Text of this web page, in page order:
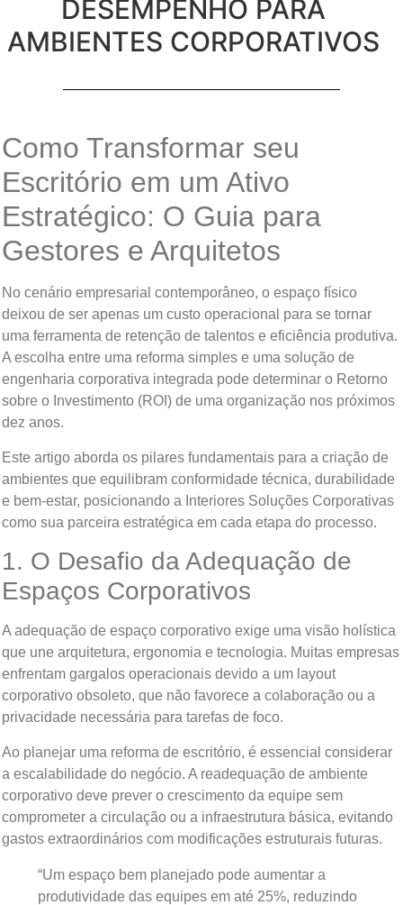
DESEMPENHO PARA
AMBIENTES CORPORATIVOS
Como Transformar seu
Escritório em um Ativo
Estratégico: O Guia para
Gestores e Arquitetos
No cenário empresarial contemporâneo, o espaço físico
deixou de ser apenas um custo operacional para se tornar
uma ferramenta de retenção de talentos e eficiência produtiva.
A escolha entre uma reforma simples e uma solução de
engenharia corporativa integrada pode determinar o Retorno
sobre o Investimento (ROI) de uma organização nos próximos
dez anos.
Este artigo aborda os pilares fundamentais para a criação de
ambientes que equilibram conformidade técnica, durabilidade
e bem-estar, posicionando a Interiores Soluções Corporativas
como sua parceira estratégica em cada etapa do processo.
1. O Desafio da Adequação de
Espaços Corporativos
A adequação de espaço corporativo exige uma visão holística
que une arquitetura, ergonomia e tecnologia. Muitas empresas
enfrentam gargalos operacionais devido a um layout
corporativo obsoleto, que não favorece a colaboração ou a
privacidade necessária para tarefas de foco.
Ao planejar uma reforma de escritório, é essencial considerar
a escalabilidade do negócio. A readequação de ambiente
corporativo deve prever o crescimento da equipe sem
comprometer a circulação ou a infraestrutura básica, evitando
gastos extraordinários com modificações estruturais futuras.
“Um espaço bem planejado pode aumentar a
produtividade das equipes em até 25%, reduzindo